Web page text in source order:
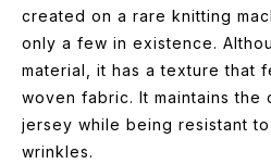
created on a rare knitting
only a few in existence.
material, it has a texture that
woven fabric. It maintains
jersey while being resistant
wrinkles.